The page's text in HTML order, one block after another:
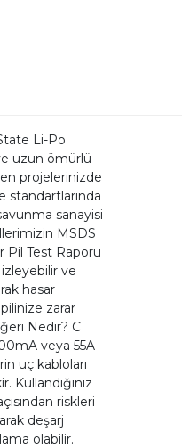
Li-Po
uzun ömürlü
projelerinizde
standartlarında
sanayisi
MSDS
Pil Test Raporu
ve
hasar
zarar
Nedir? C
veya 55A
uç kabloları
Kullandığınız
riskleri
deşarj
olabilir.